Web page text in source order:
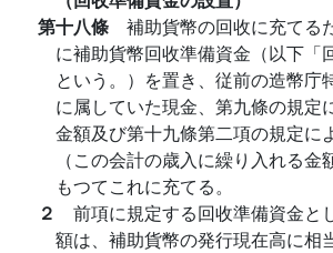
第十八條 補助貨幣の回收に充てる
に補助貨幣回收準備資金（以下「
という。）を置き、従前の造幣庁
に属していた現金、第九條の規定
金額及び第十九條第二項の規定に
（この会計の歳入に繰り入れる金
もつてこれに充てる。
２ 前項に規定する回收準備資金と
額は、補助貨幣の発行現在高に相